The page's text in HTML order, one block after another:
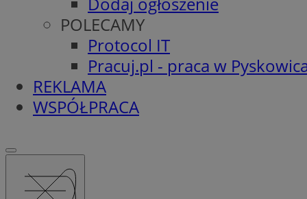
POLECAMY
Protocol IT
Pracuj.pl - praca w
REKLAMA
WSPÓŁPRACA